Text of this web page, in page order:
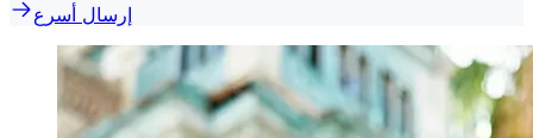
إرسال أسرع